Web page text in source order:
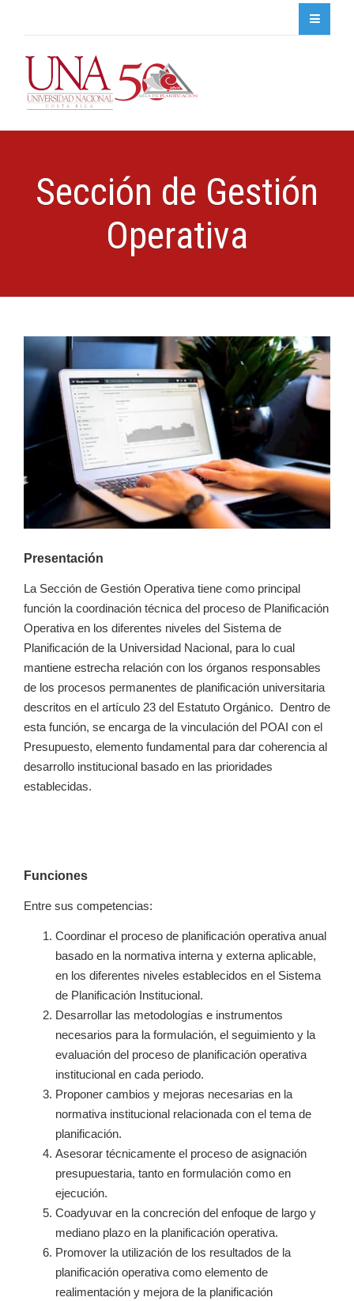
Sección de Gestión
Operativa
Presentación
La Sección de Gestión Operativa tiene como principal
función la coordinación técnica del proceso de Planificación
Operativa en los diferentes niveles del Sistema de
Planificación de la Universidad Nacional, para lo cual
mantiene estrecha relación con los órganos responsables
de los procesos permanentes de planificación universitaria
descritos en el artículo 23 del Estatuto Orgánico. Dentro de
esta función, se encarga de la vinculación del POAI con el
Presupuesto, elemento fundamental para dar coherencia al
desarrollo institucional basado en las prioridades
establecidas.
Funciones
Entre sus competencias:
Coordinar el proceso de planificación operativa anual
basado en la normativa interna y externa aplicable,
en los diferentes niveles establecidos en el Sistema
de Planificación Institucional.
Desarrollar las metodologías e instrumentos
necesarios para la formulación, el seguimiento y la
evaluación del proceso de planificación operativa
institucional en cada periodo.
Proponer cambios y mejoras necesarias en la
normativa institucional relacionada con el tema de
planificación.
Asesorar técnicamente el proceso de asignación
presupuestaria, tanto en formulación como en
ejecución.
Coadyuvar en la concreción del enfoque de largo y
mediano plazo en la planificación operativa.
Promover la utilización de los resultados de la
planificación operativa como elemento de
realimentación y mejora de la planificación